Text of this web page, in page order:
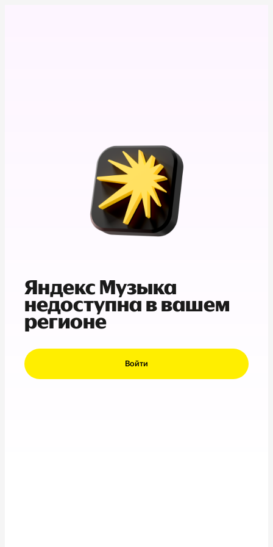
Яндекс Музыка
недоступна в вашем
регионе
Войти